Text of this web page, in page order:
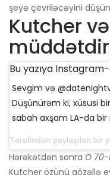
şeyə çevriləcəyini
Kutcher
Bu yazıya
Sevgim və
Düşünürəm ki, xüsusi
sabah axşam LA-da bir
Tərəfindən paylaşılan bir
Hərəkətdən sonra O
Kutcher özünü gözəllə